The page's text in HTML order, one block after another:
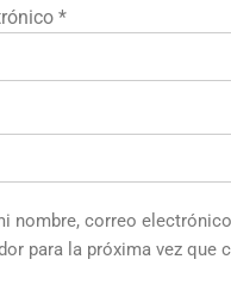
*
nombre, correo
para la próxima vez que